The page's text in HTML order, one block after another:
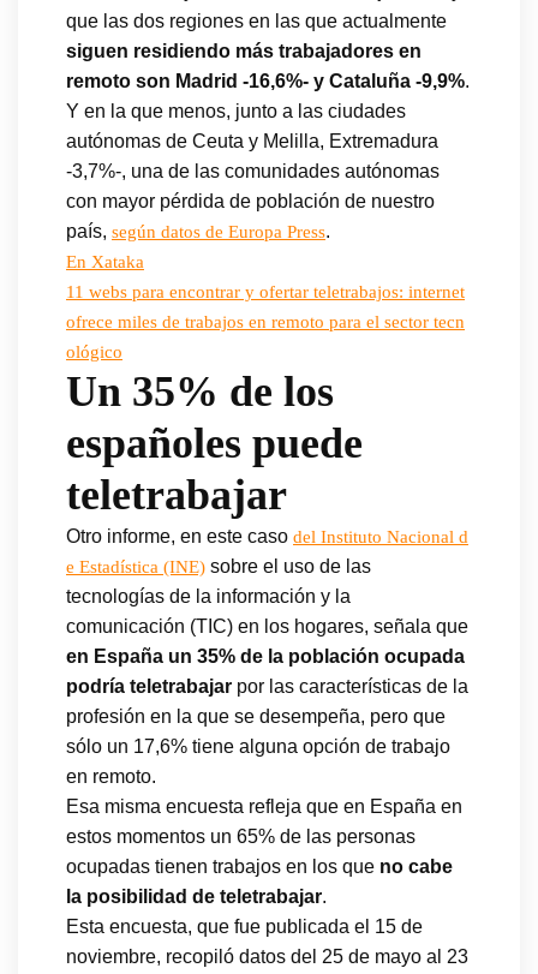
que las dos regiones en las que actualmente
siguen residiendo más trabajadores en
remoto son Madrid -16,6%- y Cataluña -9,9%.
Y en la que menos, junto a las ciudades
autónomas de Ceuta y Melilla, Extremadura
-3,7%-, una de las comunidades autónomas
con mayor pérdida de población de nuestro
país, según datos de Europa Press.
En Xataka
11 webs para encontrar y ofertar teletrabajos: internet
ofrece miles de trabajos en remoto para el sector tecn
ológico
Un 35% de los
españoles puede
teletrabajar
Otro informe, en este caso del Instituto Nacional d
e Estadística (INE) sobre el uso de las
tecnologías de la información y la
comunicación (TIC) en los hogares, señala que
en España un 35% de la población ocupada
podría teletrabajar por las características de la
profesión en la que se desempeña, pero que
sólo un 17,6% tiene alguna opción de trabajo
en remoto.
Esa misma encuesta refleja que en España en
estos momentos un 65% de las personas
ocupadas tienen trabajos en los que no cabe
la posibilidad de teletrabajar.
Esta encuesta, que fue publicada el 15 de
noviembre, recopiló datos del 25 de mayo al 23